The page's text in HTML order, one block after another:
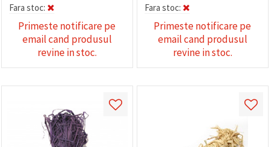
Fara stoc:
Primeste notificare pe
email cand produsul
revine in stoc.
Fara stoc:
Primeste notificare pe
email cand produsul
revine in stoc.